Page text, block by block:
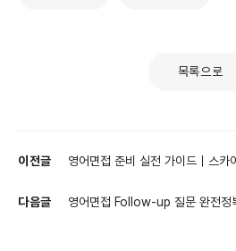
목록으로
이전글
영어면접 준비 실전 가이드｜스카
다음글
영어면접 Follow-up 질문 완전정